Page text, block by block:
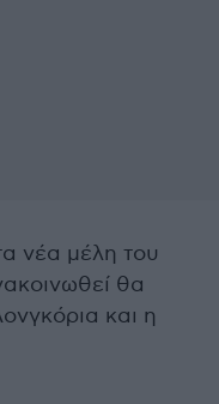
νέα μέλη του
θα
και η